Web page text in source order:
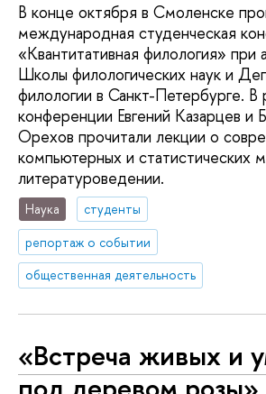
В конце октября в Смоленске
международная студенческая
«Квантитативная филология» при
Школы филологических наук и
филологии в Санкт-Петербурге. В
конференции Евгений Казарцев и
Орехов прочитали лекции о
компьютерных и статистических
литературоведении.
Наука
студенты
репортаж о событии
общественная деятельность
«Встреча живых и